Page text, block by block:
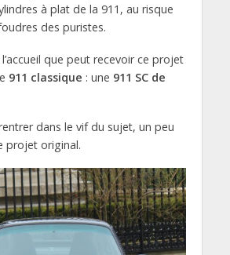
à plat de la 911, au risque
des puristes.
que peut recevoir ce projet
911 classique : une 911 SC de
dans le vif du sujet, un peu
projet original.